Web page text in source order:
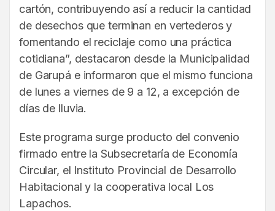
cartón, contribuyendo así a reducir la cantidad
de desechos que terminan en vertederos y
fomentando el reciclaje como una práctica
cotidiana”, destacaron desde la Municipalidad
de Garupá e informaron que el mismo funciona
de lunes a viernes de 9 a 12, a excepción de
días de lluvia.
Este programa surge producto del convenio
firmado entre la Subsecretaría de Economía
Circular, el Instituto Provincial de Desarrollo
Habitacional y la cooperativa local Los
Lapachos.